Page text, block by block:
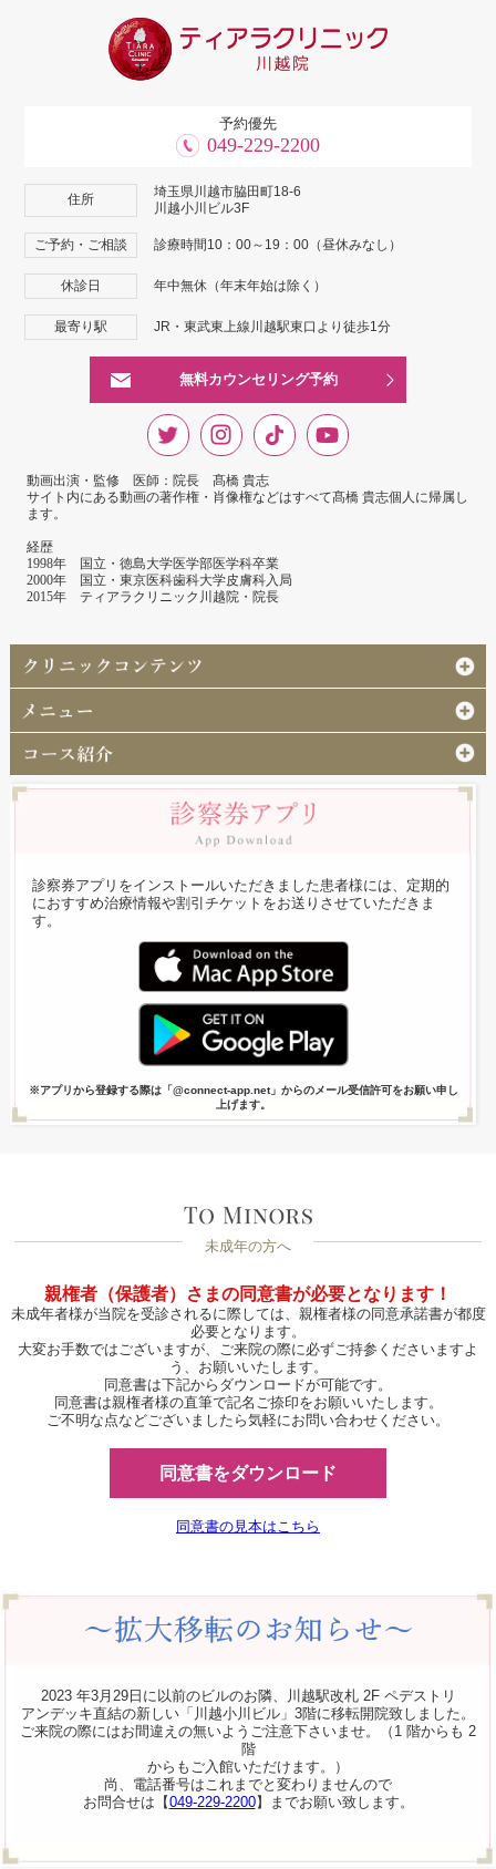
予約優先
049-229-2200
住所
埼玉県川越市脇田町18-6
川越小川ビル3F
ご予約・ご相談 診療時間10：00～19：00（昼休みなし）
休診日 年中無休（年末年始は除く）
最寄り駅 JR・東武東上線川越駅東口より徒歩1分
無料カウンセリング予約
動画出演・監修 医師：院長 髙橋 貴志
サイト内にある動画の著作権・肖像権などはすべて髙橋 貴志個人に帰属し
ます。
経歴
1998年 国立・徳島大学医学部医学科卒業
2000年 国立・東京医科歯科大学皮膚科入局
2015年 ティアラクリニック川越院・院長
診察券アプリをインストールいただきました患者様には、定期的
におすすめ治療情報や割引チケットをお送りさせていただきま
す。
※アプリから登録する際は「@connect-app.net」からのメール受信許可をお願い申し
上げます。
未成年の方へ
親権者（保護者）さまの同意書が必要となります！
未成年者様が当院を受診されるに際しては、親権者様の同意承諾書が都度
必要となります。
大変お手数ではございますが、ご来院の際に必ずご持参くださいますよ
う、お願いいたします。
同意書は下記からダウンロードが可能です。
同意書は親権者様の直筆で記名ご捺印をお願いいたします。
ご不明な点などございましたら気軽にお問い合わせください。
同意書をダウンロード
同意書の見本はこちら
2023 年3月29日に以前のビルのお隣、川越駅改札 2F ペデストリ
アンデッキ直結の新しい「川越小川ビル」3階に移転開院致しました。
ご来院の際にはお間違えの無いようご注意下さいませ。（1 階からも 2
階
からもご入館いただけます。）
尚、電話番号はこれまでと変わりませんので
お問合せは【049-229-2200】までお願い致します。